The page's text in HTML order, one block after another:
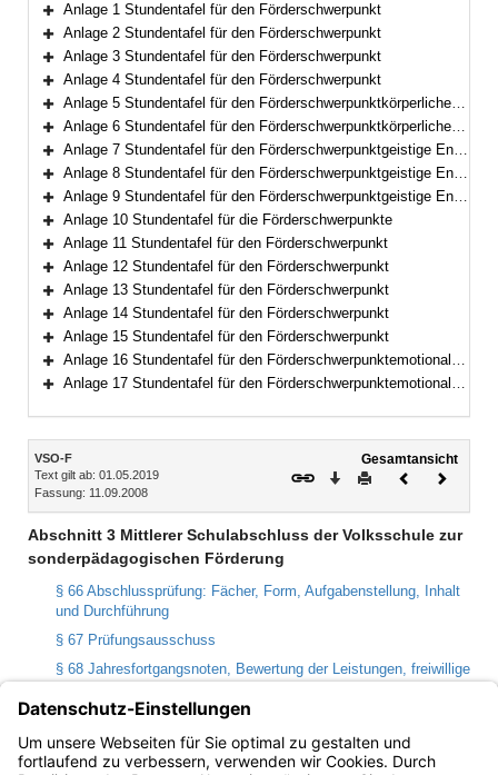
Bereich erweitern
Anlage 1 Stundentafel für den Förderschwerpunkt
Bereich erweitern
Anlage 2 Stundentafel für den Förderschwerpunkt
Bereich erweitern
Anlage 3 Stundentafel für den Förderschwerpunkt
Bereich erweitern
Anlage 4 Stundentafel für den Förderschwerpunkt
Bereich erweitern
Anlage 5 Stundentafel für den Förderschwerpunktkörperliche und motorische Entwicklung
Bereich erweitern
Anlage 6 Stundentafel für den Förderschwerpunktkörperliche und motorische Entwicklung
Bereich erweitern
Anlage 7 Stundentafel für den Förderschwerpunktgeistige Entwicklung
Bereich erweitern
Anlage 8 Stundentafel für den Förderschwerpunktgeistige Entwicklung
Bereich erweitern
Anlage 9 Stundentafel für den Förderschwerpunktgeistige Entwicklung
Bereich erweitern
Anlage 10 Stundentafel für die Förderschwerpunkte
Bereich erweitern
Anlage 11 Stundentafel für den Förderschwerpunkt
Bereich erweitern
Anlage 12 Stundentafel für den Förderschwerpunkt
Bereich erweitern
Anlage 13 Stundentafel für den Förderschwerpunkt
Bereich erweitern
Anlage 14 Stundentafel für den Förderschwerpunkt
Bereich erweitern
Anlage 15 Stundentafel für den Förderschwerpunkt
Bereich erweitern
Anlage 16 Stundentafel für den Förderschwerpunktemotionale und soziale Entwicklung
Anlage 17 Stundentafel für den Förderschwerpunktemotionale und soziale Entwicklung
Inhalt
VSO-F
Text gilt ab: 01.05.2019
Fassung: 11.09.2008
Gesamtansicht
Download
DruckenVorheriges
Abschnitt 3 Mittlerer Schulabschluss der Volksschule zur
sonderpädagogischen Förderung
§ 66 Abschlussprüfung: Fächer, Form, Aufgabenstellung, Inhalt
und Durchführung
§ 67 Prüfungsausschuss
§ 68 Jahresfortgangsnoten, Bewertung der Leistungen, freiwillige
Prüfungsergebnisses, Notenausgleich
§ 69 Nachholung und Wiederholung
§ 70 Teilnahme anderer Bewerberinnen oder Bewerber